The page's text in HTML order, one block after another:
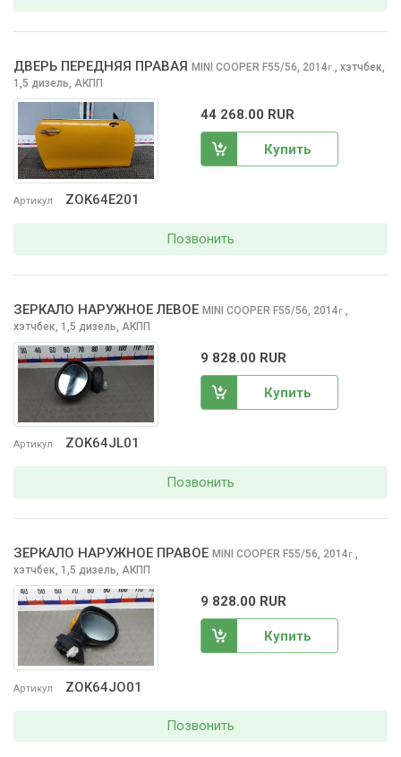
Артикул ZOK64E201
ДВЕРЬ ПЕРЕДНЯЯ ПРАВАЯ MINI COOPER F55/56, 2014г., хэтчбек,
1,5 дизель, АКПП
44 268.00 RUR
Купить
Позвонить
Артикул ZOK64JL01
ЗЕРКАЛО НАРУЖНОЕ ЛЕВОЕ MINI COOPER F55/56, 2014г.,
хэтчбек, 1,5 дизель, АКПП
9 828.00 RUR
Купить
Позвонить
Артикул ZOK64JO01
ЗЕРКАЛО НАРУЖНОЕ ПРАВОЕ MINI COOPER F55/56, 2014г.,
хэтчбек, 1,5 дизель, АКПП
9 828.00 RUR
Купить
Позвонить